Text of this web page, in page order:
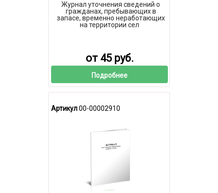
Журнал уточнения сведений о
гражданах, пребывающих в
запасе, временно неработающих
на территории сел
от 45 руб.
Подробнее
Артикул00-00002910